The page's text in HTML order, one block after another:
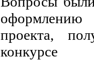
оформлению
проекта,